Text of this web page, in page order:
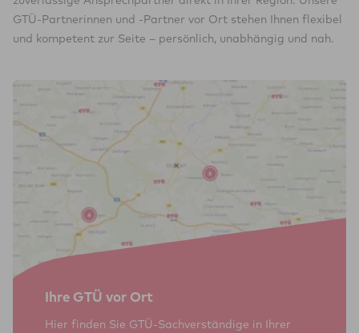
GTÜ-Partnerinnen und -Partner vor Ort stehen Ihnen flexibel
und kompetent zur Seite – persönlich, unabhängig und nah.
Ihre GTÜ vor Ort
Hier finden Sie GTÜ-Sachverständige in Ihrer